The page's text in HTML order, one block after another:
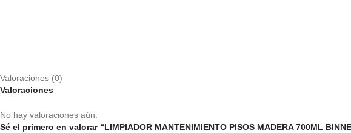
Valoraciones (0)
Valoraciones
No hay valoraciones aún.
Sé el primero en valorar “LIMPIADOR MANTENIMIENTO PISOS MADERA 700ML